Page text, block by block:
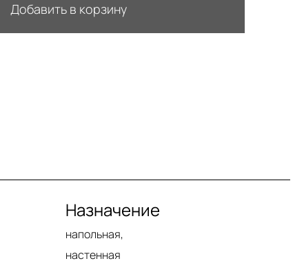
Добавить в корзину
Назначение
напольная,
настенная